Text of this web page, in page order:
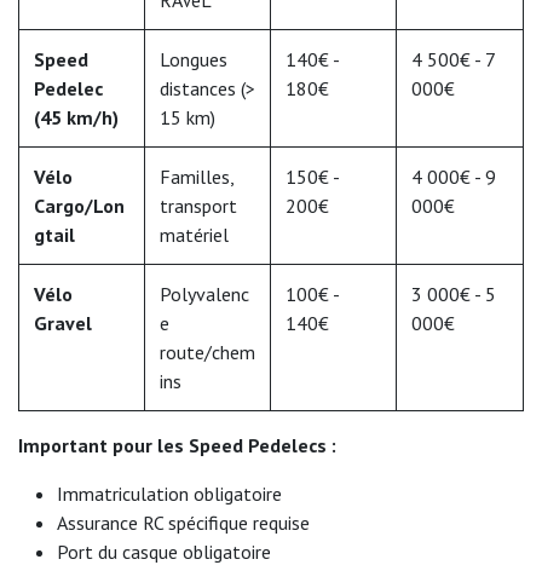
Speed
Pedelec
(45 km/h)
Longues
distances (>
15 km)
140€ -
180€
4 500€ - 7
000€
Vélo
Cargo/Lon
gtail
Familles,
transport
matériel
150€ -
200€
4 000€ - 9
000€
Vélo
Gravel
Polyvalenc
e
route/chem
ins
100€ -
140€
3 000€ - 5
000€
Important pour les Speed Pedelecs :
Immatriculation obligatoire
Assurance RC spécifique requise
Port du casque obligatoire